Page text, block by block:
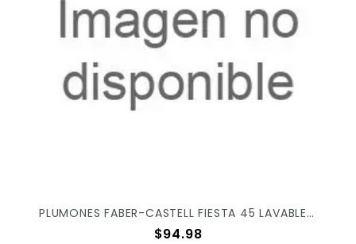
PLUMONES FABER-CASTELL FIESTA 45 LAVABLES SURTIDO C/12PZ 555329
Precio
$94.98